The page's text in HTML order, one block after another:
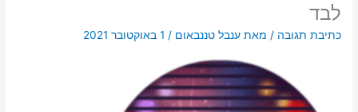
לבד
כתיבת תגובה / מאתענבל טננבאום/ 1 באוקטובר 2021